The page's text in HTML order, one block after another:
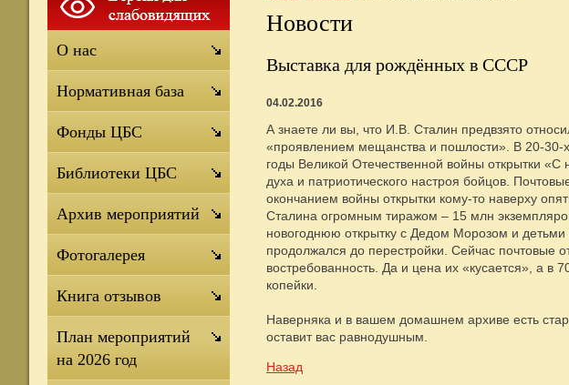
Новости
Выставка для рождённых в СССР
04.02.2016
А знаете ли вы, что И.В. Сталин предвзято
«проявлением мещанства и пошлости». В 20-30-
годы Великой Отечественной войны открытки
духа и патриотического настроя бойцов.
окончанием войны открытки кому-то наверху
Сталина огромным тиражом – 15 млн
новогоднюю открытку с Дедом Морозом и
продолжался до перестройки. Сейчас почтовые
востребованность. Да и цена их «кусается», а
копейки.
Наверняка и в вашем домашнем архиве есть
оставит вас равнодушным.
Назад
О нас
Нормативная база
Фонды ЦБС
Библиотеки ЦБС
Архив мероприятий
Фотогалерея
Книга отзывов
План мероприятий
на 2026 год